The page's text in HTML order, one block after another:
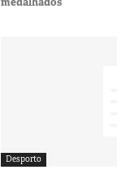
Desporto